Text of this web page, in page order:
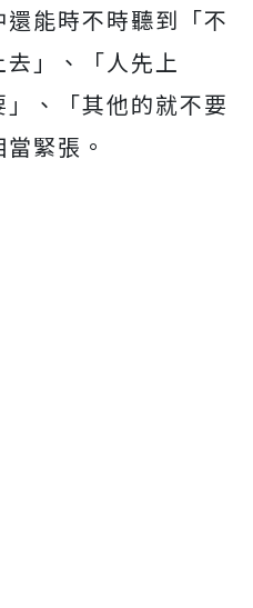
能時不時聽到「不
」、「人先上
、「其他的就不要
緊張。